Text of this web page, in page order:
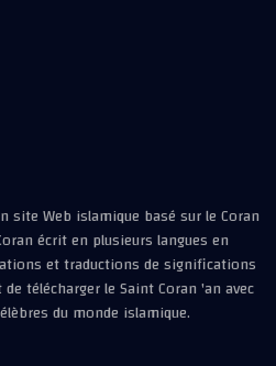
site Web islamique basé sur le Coran
écrit en plusieurs langues en
et traductions de significations
télécharger le Saint Coran 'an avec
du monde islamique.